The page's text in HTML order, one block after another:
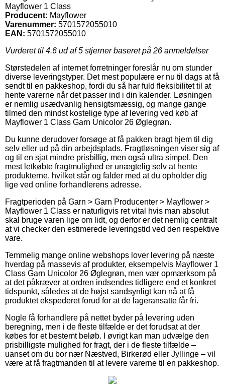
Mayflower 1 Class
Producent: Mayflower
Varenummer: 5701572055010
EAN: 5701572055010
Vurderet til 4.6 ud af 5 stjerner baseret på 26 anmeldelser
Størstedelen af internet forretninger foreslår nu om stunder
diverse leveringstyper. Det mest populære er nu til dags at få
sendt til en pakkeshop, fordi du så har fuld fleksibilitet til at
hente varerne når det passer ind i din kalender. Løsningen
er nemlig usædvanlig hensigtsmæssig, og mange gange
tilmed den mindst kostelige type af levering ved køb af
Mayflower 1 Class Garn Unicolor 26 Øglegrøn.
Du kunne derudover forsøge at få pakken bragt hjem til dig
selv eller ud på din arbejdsplads. Fragtløsningen viser sig af
og til en sjat mindre prisbillig, men også ultra simpel. Den
mest letkøbte fragtmulighed er unægtelig selv at hente
produkterne, hvilket står og falder med at du opholder dig
lige ved online forhandlerens adresse.
Fragtperioden på Garn > Garn Producenter > Mayflower >
Mayflower 1 Class er naturligvis ret vital hvis man absolut
skal bruge varen lige om lidt, og derfor er det nemlig centralt
at vi checker den estimerede leveringstid ved den respektive
vare.
Temmelig mange online webshops lover levering på næste
hverdag på massevis af produkter, eksempelvis Mayflower 1
Class Garn Unicolor 26 Øglegrøn, men vær opmærksom på
at det påkræver at ordren indsendes tidligere end et konkret
tidspunkt, således at de højst sandsynligt kan nå at få
produktet ekspederet forud for at de lageransatte får fri.
Nogle få forhandlere på nettet byder på levering uden
beregning, men i de fleste tilfælde er det forudsat at der
købes for et bestemt beløb. I øvrigt kan man udvælge den
prisbilligste mulighed for fragt, der i de fleste tilfælde –
uanset om du bor nær Næstved, Birkerød eller Jyllinge – vil
være at få fragtmanden til at levere varerne til en pakkeshop.